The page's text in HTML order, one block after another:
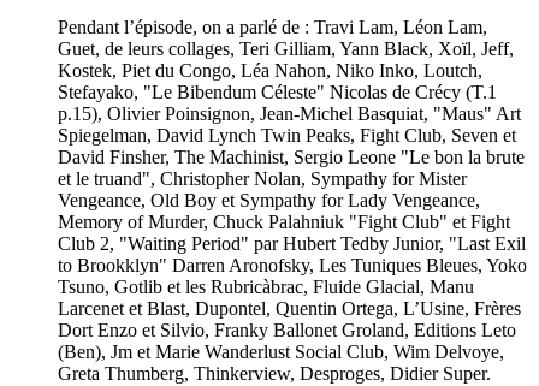
Pendant l’épisode, on a parlé de : Travi Lam, Léon Lam,
Guet, de leurs collages, Teri Gilliam, Yann Black, Xoïl, Jeff,
Kostek, Piet du Congo, Léa Nahon, Niko Inko, Loutch,
Stefayako, "Le Bibendum Céleste" Nicolas de Crécy (T.1
p.15), Olivier Poinsignon, Jean-Michel Basquiat, "Maus" Art
Spiegelman, David Lynch Twin Peaks, Fight Club, Seven et
David Finsher, The Machinist, Sergio Leone "Le bon la brute
et le truand", Christopher Nolan, Sympathy for Mister
Vengeance, Old Boy et Sympathy for Lady Vengeance,
Memory of Murder, Chuck Palahniuk "Fight Club" et Fight
Club 2, "Waiting Period" par Hubert Tedby Junior, "Last Exil
to Brookklyn" Darren Aronofsky, Les Tuniques Bleues, Yoko
Tsuno, Gotlib et les Rubricàbrac, Fluide Glacial, Manu
Larcenet et Blast, Dupontel, Quentin Ortega, L’Usine, Frères
Dort Enzo et Silvio, Franky Ballonet Groland, Editions Leto
(Ben), Jm et Marie Wanderlust Social Club, Wim Delvoye,
Greta Thumberg, Thinkerview, Desproges, Didier Super.